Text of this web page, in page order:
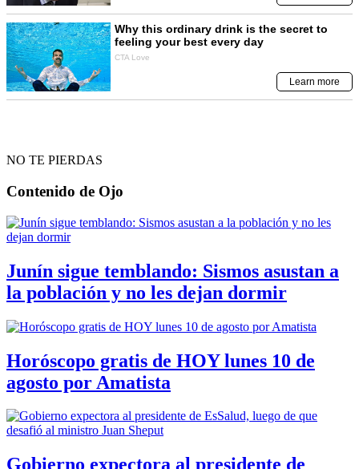
NO TE PIERDAS
Contenido de Ojo
Junín sigue temblando: Sismos asustan a
la población y no les dejan dormir
Horóscopo gratis de HOY lunes 10 de
agosto por Amatista
Gobierno expectora al presidente de